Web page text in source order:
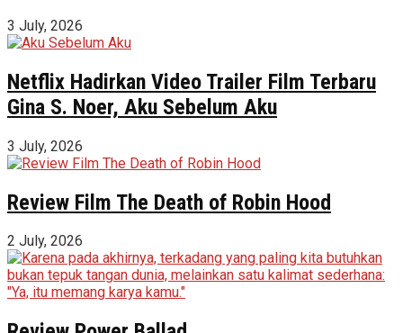
3 July, 2026
Netflix Hadirkan Video Trailer Film Terbaru
Gina S. Noer, Aku Sebelum Aku
3 July, 2026
Review Film The Death of Robin Hood
2 July, 2026